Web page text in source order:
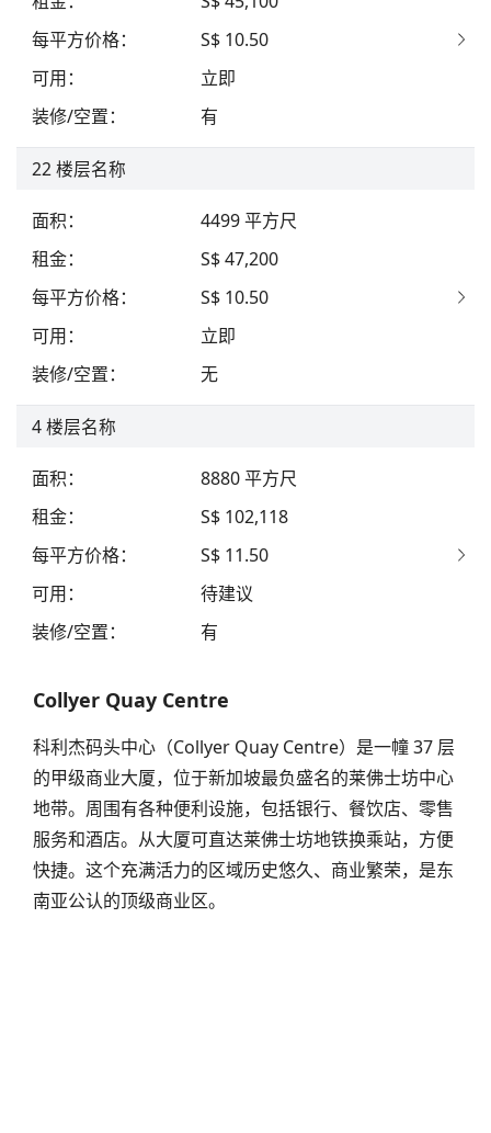
每平方价格：
S$ 10.50
可用：
立即
装修/空置： 有
22楼层名称
面积： 4499平方尺
租金：
S$ 47,200
每平方价格：
S$ 10.50
可用：
立即
装修/空置： 无
4楼层名称
面积： 8880平方尺
租金：
S$ 102,118
每平方价格：
S$ 11.50
可用：
待建议
装修/空置： 有
Collyer Quay Centre
科利杰码头中心（Collyer Quay Centre）是一幢 37 层
的甲级商业大厦，位于新加坡最负盛名的莱佛士坊中心
地带。周围有各种便利设施，包括银行、餐饮店、零售
服务和酒店。从大厦可直达莱佛士坊地铁换乘站，方便
快捷。这个充满活力的区域历史悠久、商业繁荣，是东
南亚公认的顶级商业区。